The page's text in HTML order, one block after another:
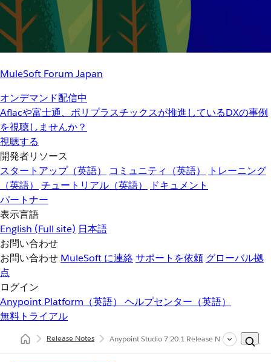
MuleSoft Forum Japan
オンデマンド配信中
Aflacや富士通、ポリプラスチックスが推進しているDXの事例
を視聴しませんか？
視聴する
開発者リソース
スタートアップ（英語）
コミュニティ（英語）
トレーニング
（英語）
チュートリアル（英語）
ドキュメント
パートナー
表示言語
English (Full site) 日本語
お問い合わせ
お問い合わせ MuleSoft に連絡サポートを依頼 グローバル拠
点
ログイン
Anypoint Platform（英語） ヘルプセンター（英語）
無料トライアル
Release Notes Anypoint Studio 7.20.1 Release Notes